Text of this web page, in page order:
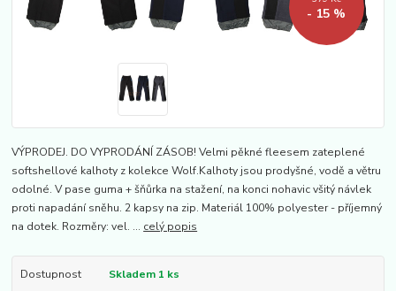
- 15 %
VÝPRODEJ. DO VYPRODÁNÍ ZÁSOB! Velmi pěkné fleesem zateplené
softshellové kalhoty z kolekce Wolf.Kalhoty jsou prodyšné, vodě a větru
odolné. V pase guma + šňůrka na stažení, na konci nohavic všitý návlek
proti napadání sněhu. 2 kapsy na zip. Materiál 100% polyester - příjemný
na dotek. Rozměry: vel. ... celý popis
Dostupnost
Skladem 1 ks